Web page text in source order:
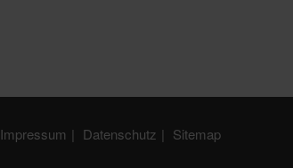
Impressum Datenschutz
Sitemap